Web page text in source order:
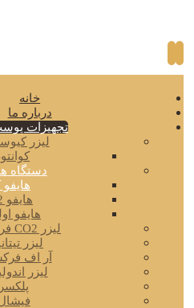
خانه
درباره ما
تجهیزات
لیزر
دستگاه
هایفو
هایفو 22 بعدی
هایفو
لیزر CO2 فرکشنال
لیزر
آر اف
لیزر
پلکسر